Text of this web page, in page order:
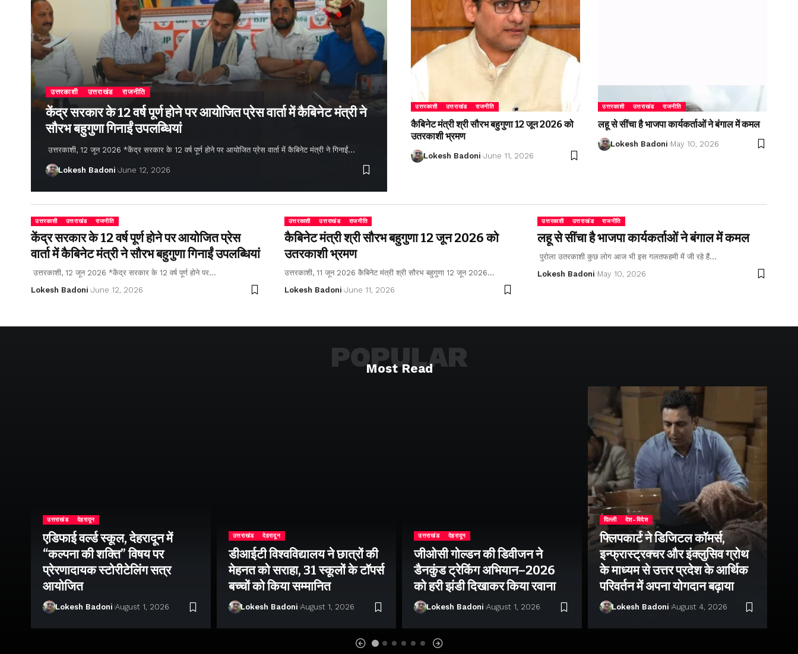
उत्तरकाशी उत्तराखंड राजनीति
केंद्र सरकार के 12 वर्ष पूर्ण होने पर आयोजित प्रेस वार्ता में कैबिनेट मंत्री ने
सौरभ बहुगुणा गिनाईं उपलब्धियां
उत्तरकाशी, 12 जून 2026 *केंद्र सरकार के 12 वर्ष पूर्ण होने पर आयोजित प्रेस वार्ता में कैबिनेट मंत्री ने गिनाईं…
Lokesh Badoni June 12, 2026
उत्तरकाशी उत्तराखंड राजनीति
कैबिनेट मंत्री श्री सौरभ बहुगुणा 12 जून 2026 को
उतरकाशी भ्रमण
Lokesh Badoni June 11, 2026
उत्तरकाशी उत्तराखंड राजनीति
लहू से सींचा है भाजपा कार्यकर्ताओं ने बंगाल में कमल
Lokesh Badoni May 10, 2026
उत्तरकाशी उत्तराखंड राजनीति
केंद्र सरकार के 12 वर्ष पूर्ण होने पर आयोजित प्रेस
वार्ता में कैबिनेट मंत्री ने सौरभ बहुगुणा गिनाईं उपलब्धियां
उत्तरकाशी, 12 जून 2026 *केंद्र सरकार के 12 वर्ष पूर्ण होने पर…
Lokesh Badoni June 12, 2026
उत्तरकाशी उत्तराखंड राजनीति
कैबिनेट मंत्री श्री सौरभ बहुगुणा 12 जून 2026 को
उतरकाशी भ्रमण
उत्तरकाशी, 11 जून 2026 कैबिनेट मंत्री श्री सौरभ बहुगुणा 12 जून 2026…
Lokesh Badoni June 11, 2026
उत्तरकाशी उत्तराखंड राजनीति
लहू से सींचा है भाजपा कार्यकर्ताओं ने बंगाल में कमल
पुरोला उतरकाशी कुछ लोग आज भी इस गलतफहमी में जी रहे हैं…
Lokesh Badoni May 10, 2026
Most Read
POPULAR
उत्तराखंड देहरादून
एडिफाई वर्ल्ड स्कूल, देहरादून में
“कल्पना की शक्ति” विषय पर
प्रेरणादायक स्टोरीटेलिंग सत्र
आयोजित
Lokesh Badoni August 1, 2026
उत्तराखंड देहरादून
डीआईटी विश्वविद्यालय ने छात्रों की
मेहनत को सराहा, 31 स्कूलों के टॉपर्स
बच्चों को किया सम्मानित
Lokesh Badoni August 1, 2026
उत्तराखंड देहरादून
जीओसी गोल्डन की डिवीजन ने
डैनकुंड ट्रेकिंग अभियान–2026
को हरी झंडी दिखाकर किया रवाना
Lokesh Badoni August 1, 2026
दिल्ली देश-विदेश
फ्लिपकार्ट ने डिजिटल कॉमर्स,
इन्फ्रास्ट्रक्चर और इंक्लुसिव ग्रोथ
के माध्यम से उत्तर प्रदेश के आर्थिक
परिवर्तन में अपना योगदान बढ़ाया
Lokesh Badoni August 4, 2026